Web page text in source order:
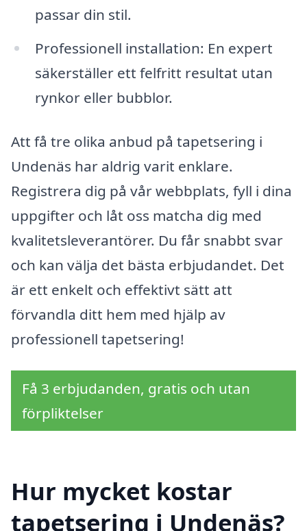
passar din stil.
Professionell installation: En expert
säkerställer ett felfritt resultat utan
rynkor eller bubblor.
Att få tre olika anbud på tapetsering i
Undenäs har aldrig varit enklare.
Registrera dig på vår webbplats, fyll i dina
uppgifter och låt oss matcha dig med
kvalitetsleverantörer. Du får snabbt svar
och kan välja det bästa erbjudandet. Det
är ett enkelt och effektivt sätt att
förvandla ditt hem med hjälp av
professionell tapetsering!
Få 3 erbjudanden, gratis och utan
förpliktelser
Hur mycket kostar
tapetsering i Undenäs?